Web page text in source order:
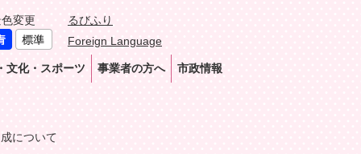
変更
るびふり
Foreign Language
文化・スポーツ 事業者の方へ 市政情報
について